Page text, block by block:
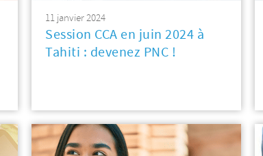
11 janvier 2024
Session CCA en juin 2024 à
Tahiti : devenez PNC !